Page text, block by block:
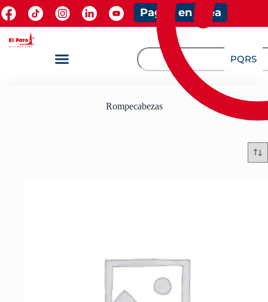
Pagos en línea
PQRS
Rompecabezas